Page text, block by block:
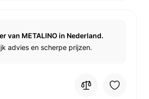
van METALINO in Nederland.
advies en scherpe prijzen.